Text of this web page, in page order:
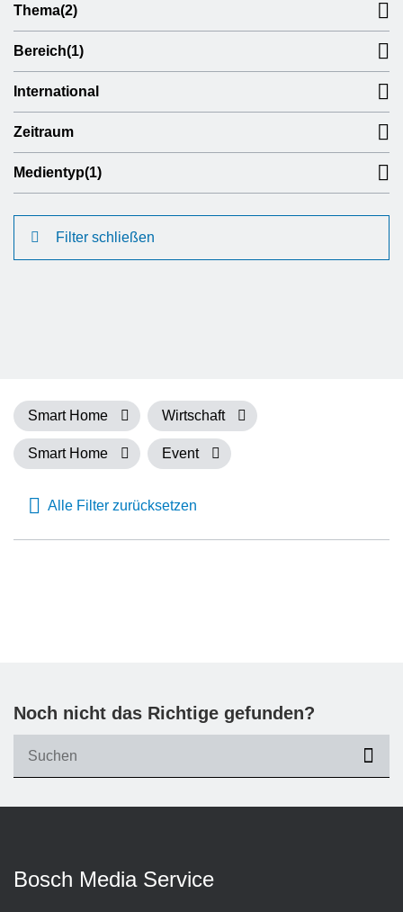
Thema(2)
Bereich(1)
International
Zeitraum
Medientyp(1)
Filter schließen
Smart Home Wirtschaft
Smart Home Event
Alle Filter zurücksetzen
Noch nicht das Richtige gefunden?
Bosch Media Service